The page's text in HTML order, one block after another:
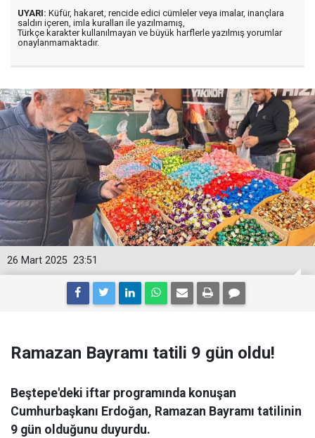
UYARI: Küfür, hakaret, rencide edici cümleler veya imalar, inançlara
saldırı içeren, imla kuralları ile yazılmamış,
Türkçe karakter kullanılmayan ve büyük harflerle yazılmış yorumlar
onaylanmamaktadır.
23:51
26 Mart 2025
Ramazan Bayramı tatili 9 gün oldu!
Beştepe'deki iftar programında konuşan
Cumhurbaşkanı Erdoğan, Ramazan Bayramı tatilinin
9 gün olduğunu duyurdu.